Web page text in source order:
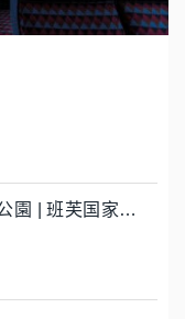
園 | 班芙国家…